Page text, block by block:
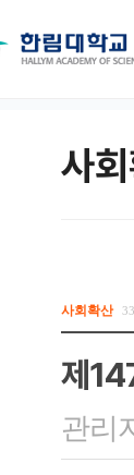
사
사회확산
제
관리